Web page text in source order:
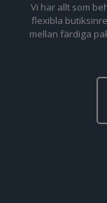
Vi har allt som
flexibla
mellan färdiga